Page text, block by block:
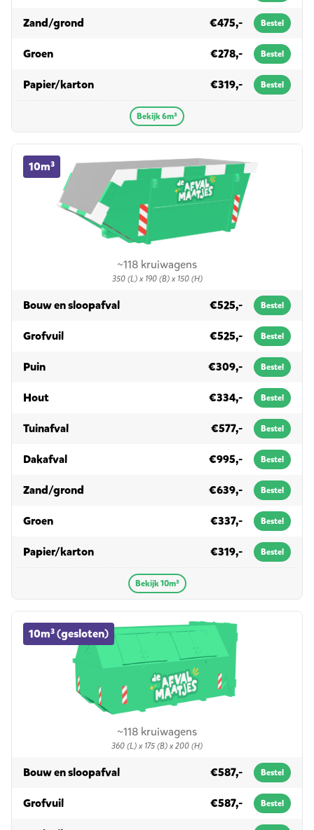
Zand/grond €475,- Bestel
Groenin 6m³ €278,- Bestel
Papier/kartonin 6m³ €319,- Bestel
Bekijk 6m³
~118 kruiwagens
350 (L) x 190 (B) x 150 (H)
10m³
10m³ container huren
Bouw en sloopafvalin 10m³ €525,- Bestel
Grofvuilin 10m³ €525,- Bestel
Puinin 10m³ €309,- Bestel
Houtin 10m³ €334,- Bestel
Tuinafvalin 10m³ €577,- Bestel
Dakafvalin 10m³ €995,- Bestel
Zand/grond €639,- Bestel
Groenin 10m³ €337,- Bestel
Papier/kartonin 10m³ €319,- Bestel
Bekijk 10m³
~118 kruiwagens
360 (L) x 175 (B) x 200 (H)
10m³ (gesloten)
10m³ (gesloten) container huren
Bouw en sloopafvalin 10m³ (gesloten) €587,- Bestel
Grofvuilin 10m³ (gesloten) €587,- Bestel